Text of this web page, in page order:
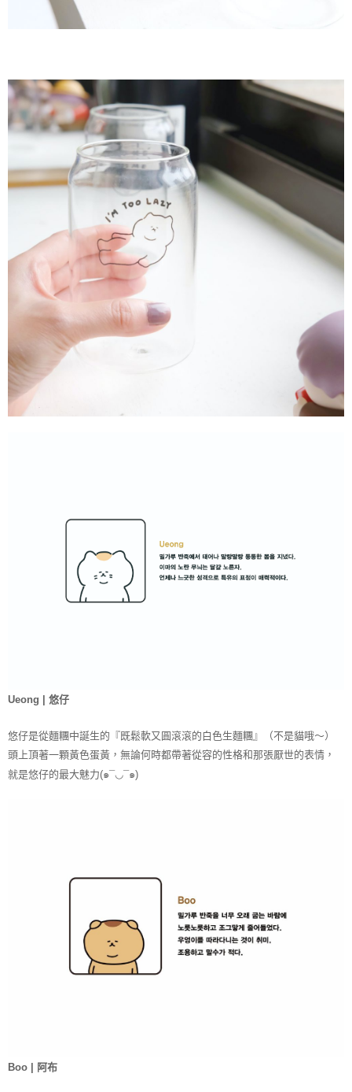
Ueong | 悠仔
悠仔是從麵糰中誕生的『既鬆軟又圓滾滾的白色生麵糰』
（不是貓哦～）
頭上頂著一顆黃色蛋黃， 無論何時都帶著從容的性格和那張厭世的表情，
就是悠仔的最大魅力(๑¯◡¯๑)
Boo | 阿布